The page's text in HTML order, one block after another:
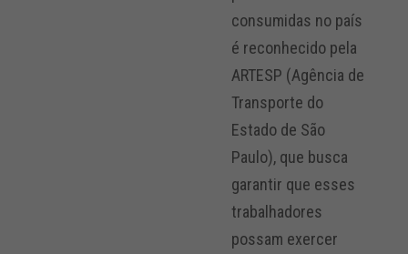
consumidas no país
é reconhecido pela
ARTESP (Agência de
Transporte do
Estado de São
Paulo), que busca
garantir que esses
trabalhadores
possam exercer